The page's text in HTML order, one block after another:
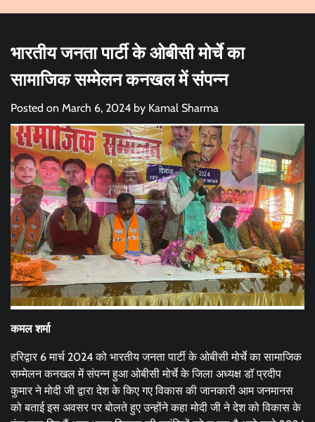
भारतीय जनता पार्टी के ओबीसी मोर्चे का
सामाजिक सम्मेलन कनखल में संपन्न
Posted on March 6, 2024 by Kamal Sharma
कमल शर्मा
हरिद्वार 6 मार्च 2024 को भारतीय जनता पार्टी के ओबीसी मोर्चे का सामाजिक
सम्मेलन कनखल में संपन्न हुआ ओबीसी मोर्चे के जिला अध्यक्ष डॉ प्रदीप
कुमार ने मोदी जी द्वारा देश के किए गए विकास की जानकारी आम जनमानस
को बताई इस अवसर पर बोलते हुए उन्होंने कहा मोदी जी ने देश को विकास के